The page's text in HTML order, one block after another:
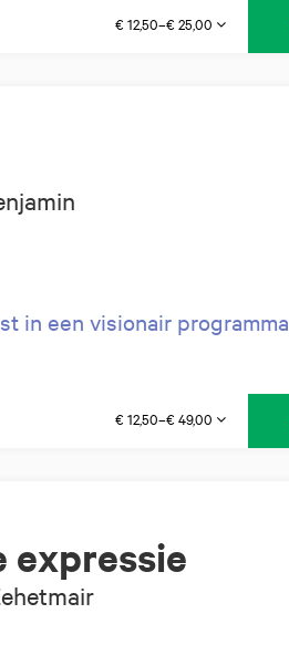
€ 12,50–€ 25,00
in een visionair programma
€ 12,50–€ 49,00
expressie